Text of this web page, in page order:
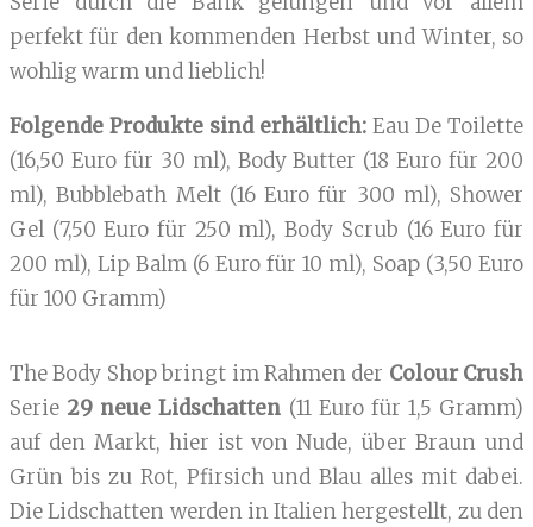
perfekt für den kommenden Herbst und Winter, so
wohlig warm und lieblich!
Folgende Produkte sind erhältlich: Eau De Toilette
(16,50 Euro für 30 ml), Body Butter (18 Euro für 200
ml), Bubblebath Melt (16 Euro für 300 ml), Shower
Gel (7,50 Euro für 250 ml), Body Scrub (16 Euro für
200 ml), Lip Balm (6 Euro für 10 ml), Soap (3,50 Euro
für 100 Gramm)
The Body Shop bringt im Rahmen der Colour Crush
Serie 29 neue Lidschatten (11 Euro für 1,5 Gramm)
auf den Markt, hier ist von Nude, über Braun und
Grün bis zu Rot, Pfirsich und Blau alles mit dabei.
Die Lidschatten werden in Italien hergestellt, zu den